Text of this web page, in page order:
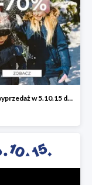
Zimowa wyprzedaż w 5.10.15 do -70%